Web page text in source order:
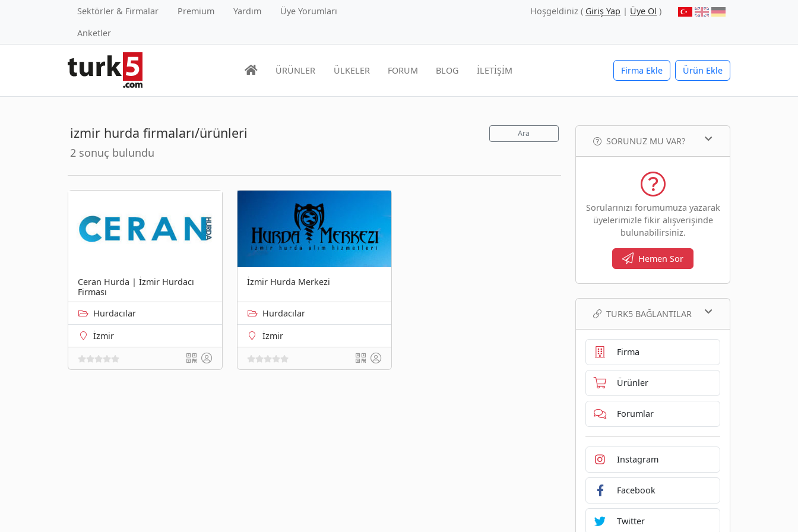
Sektörler & Firmalar Premium Yardım
Üye Yorumları
Anketler
Hoşgeldiniz ( Giriş Yap | Üye Ol )
Firma Ekle Ürün Ekle
ÜRÜNLER ÜLKELER FORUM BLOG İLETİŞİM
izmir hurda firmaları/ürünleri
2 sonuç bulundu
Ara
Ceran Hurda | İzmir Hurdacı
Firması
Hurdacılar
İzmir
İzmir Hurda Merkezi
Hurdacılar
İzmir
SORUNUZ MU VAR?
Sorularınızı forumumuza yazarak
üyelerimizle fikir alışverişinde
bulunabilirsiniz.
Hemen Sor
TURK5 BAĞLANTILAR
Firma
Ürünler
Forumlar
Instagram
Facebook
Twitter